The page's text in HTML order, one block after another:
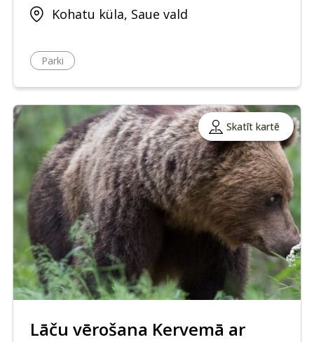
Kohatu küla, Saue vald
Parki
Skatīt kartē
Lāču vērošana Kervemā ar